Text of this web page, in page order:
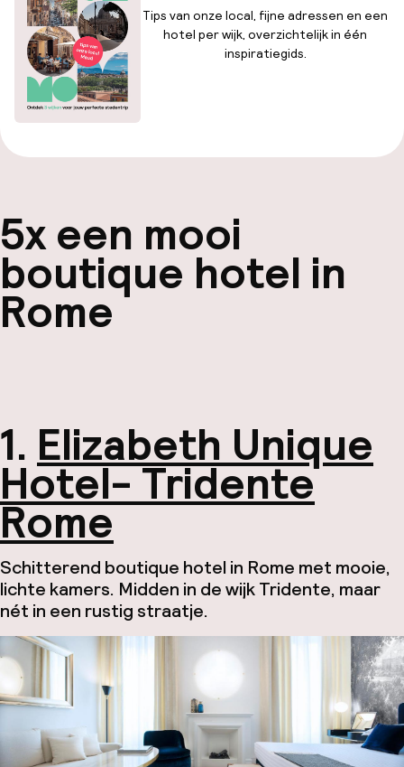
Tips van onze local, fijne adressen en een
hotel per wijk, overzichtelijk in één
inspiratiegids.
5x een mooi
boutique hotel in
Rome
1. Elizabeth Unique
Hotel- Tridente
Rome
Schitterend boutique hotel in Rome met mooie,
lichte kamers. Midden in de wijk Tridente, maar
nét in een rustig straatje.